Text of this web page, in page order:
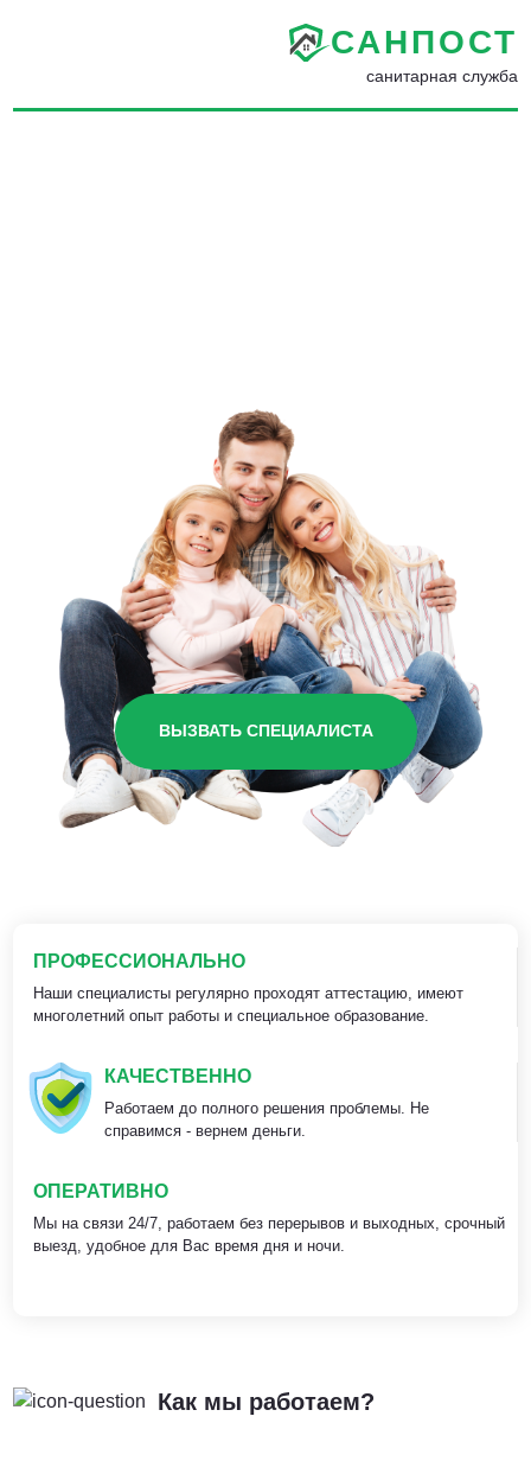
САНПОСТ
санитарная служба
ВЫЗВАТЬ СПЕЦИАЛИСТА
ПРОФЕССИОНАЛЬНО
Наши специалисты регулярно проходят аттестацию, имеют
многолетний опыт работы и специальное образование.
КАЧЕСТВЕННО
Работаем до полного решения проблемы. Не
справимся - вернем деньги.
ОПЕРАТИВНО
Мы на связи 24/7, работаем без перерывов и выходных, срочный
выезд, удобное для Вас время дня и ночи.
Как мы работаем?